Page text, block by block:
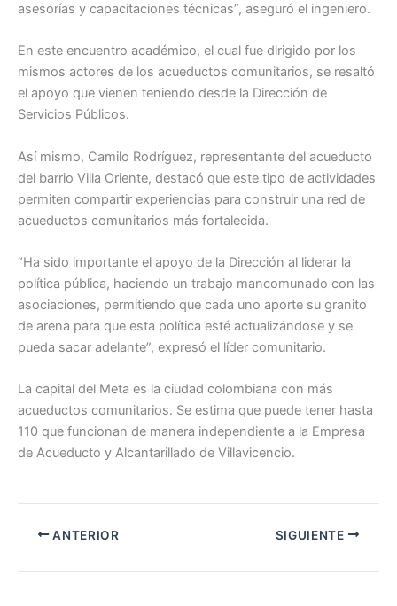
asesorías y capacitaciones técnicas”, aseguró el ingeniero.
En este encuentro académico, el cual fue dirigido por los
mismos actores de los acueductos comunitarios, se resaltó
el apoyo que vienen teniendo desde la Dirección de
Servicios Públicos.
Así mismo, Camilo Rodríguez, representante del acueducto
del barrio Villa Oriente, destacó que este tipo de actividades
permiten compartir experiencias para construir una red de
acueductos comunitarios más fortalecida.
“Ha sido importante el apoyo de la Dirección al liderar la
política pública, haciendo un trabajo mancomunado con las
asociaciones, permitiendo que cada uno aporte su granito
de arena para que esta política esté actualizándose y se
pueda sacar adelante”, expresó el líder comunitario.
La capital del Meta es la ciudad colombiana con más
acueductos comunitarios. Se estima que puede tener hasta
110 que funcionan de manera independiente a la Empresa
de Acueducto y Alcantarillado de Villavicencio.
ANTERIOR SIGUIENTE